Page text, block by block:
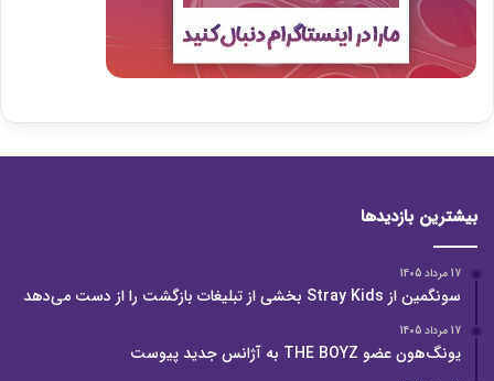
بیشترین بازدیدها
17 مرداد 1405
سونگمین از Stray Kids بخشی از تبلیغات بازگشت را از دست می‌دهد
17 مرداد 1405
یونگ‌هون عضو THE BOYZ به آژانس جدید پیوست